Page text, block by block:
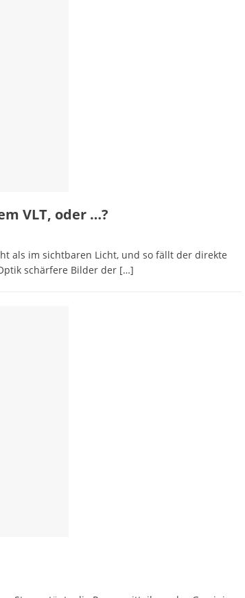
VLT, oder …?
als im sichtbaren Licht, und so fällt der direkte
schärfere Bilder der […]